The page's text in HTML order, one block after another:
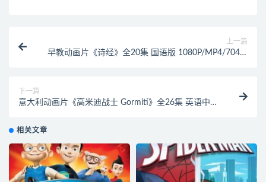
上一篇
早教动画片《诗经》全20集 国语版 1080P/MP4/704M
下一篇
意大利动画片《高米迪战士 Gormiti》全26集 英语中字
相关文章